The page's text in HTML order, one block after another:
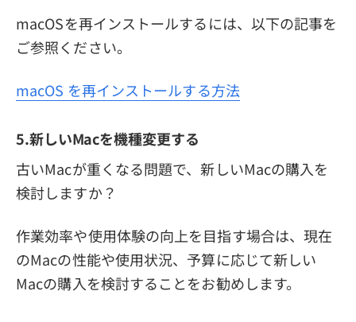
macOSを再インストールするには、以下の記事を
ご参照ください。
macOS を再インストールする方法
5.新しいMacを機種変更する
古いMacが重くなる問題で、新しいMacの購入を
検討しますか？
作業効率や使用体験の向上を目指す場合は、現在
のMacの性能や使用状況、予算に応じて新しい
Macの購入を検討することをお勧めします。